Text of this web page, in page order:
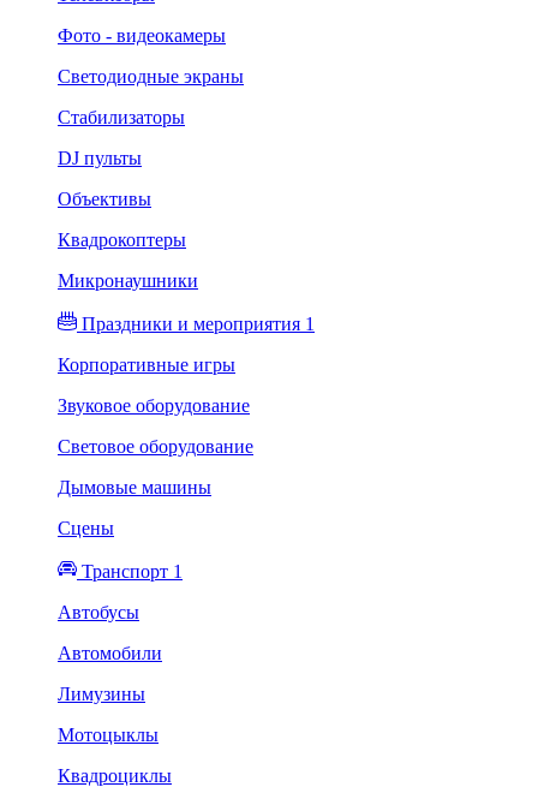
Фото - видеокамеры
Светодиодные экраны
Стабилизаторы
DJ пульты
Объективы
Квадрокоптеры
Микронаушники
Праздники и мероприятия 1
Корпоративные игры
Звуковое оборудование
Световое оборудование
Дымовые машины
Сцены
Транспорт 1
Автобусы
Автомобили
Лимузины
Мотоцыклы
Квадроциклы